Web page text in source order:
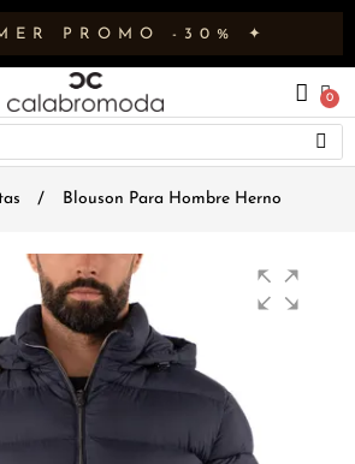
PROMO -30% ✦
Blouson Para Hombre Herno